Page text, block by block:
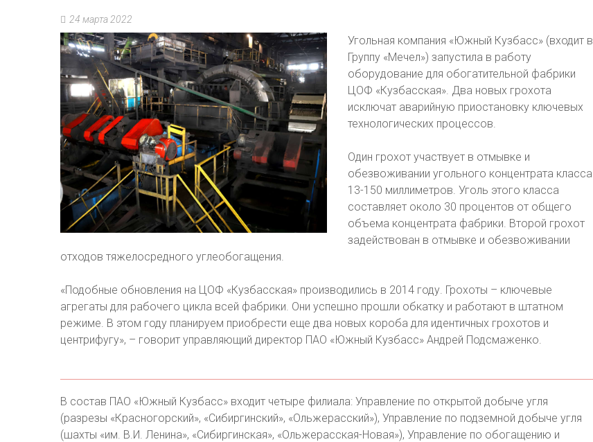
24 марта 2022
Угольная компания «Южный Кузбасс» (входит в
Группу «Мечел») запустила в работу
оборудование для обогатительной фабрики
ЦОФ «Кузбасская». Два новых грохота
исключат аварийную приостановку ключевых
технологических процессов.
Один грохот участвует в отмывке и
обезвоживании угольного концентрата класса
13-150 миллиметров. Уголь этого класса
составляет около 30 процентов от общего
объема концентрата фабрики. Второй грохот
задействован в отмывке и обезвоживании
отходов тяжелосредного углеобогащения.
«Подобные обновления на ЦОФ «Кузбасская» производились в 2014 году. Грохоты – ключевые
агрегаты для рабочего цикла всей фабрики. Они успешно прошли обкатку и работают в штатном
режиме. В этом году планируем приобрести еще два новых короба для идентичных грохотов и
центрифугу», – говорит управляющий директор ПАО «Южный Кузбасс» Андрей Подсмаженко.
В состав ПАО «Южный Кузбасс» входит четыре филиала: Управление по открытой добыче угля
(разрезы «Красногорский», «Сибиргинский», «Ольжерасский»), Управление по подземной добыче угля
(шахты «им. В.И. Ленина», «Сибиргинская», «Ольжерасская-Новая»), Управление по обогащению и